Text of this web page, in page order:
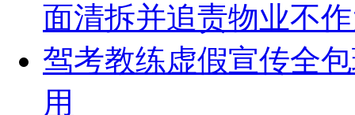
面清拆并追责物业不
驾考教练虚假宣传全
用